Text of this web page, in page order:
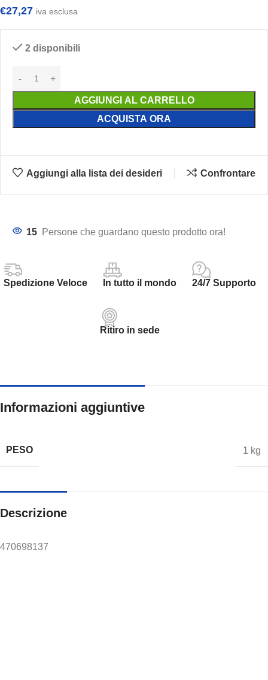
€27,27 iva esclusa
2 disponibili
AGGIUNGI AL CARRELLO
ACQUISTA ORA
Aggiungi alla lista dei desideri Confrontare
15 Persone che guardano questo prodotto ora!
Spedizione Veloce In tutto il mondo 24/7 Supporto
Ritiro in sede
Informazioni aggiuntive
PESO 1 kg
Descrizione
470698137